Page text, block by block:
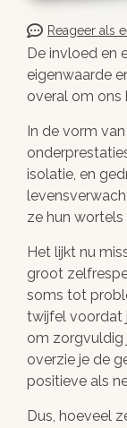
Reageer als
De invloed en
eigenwaarde
overal om ons
In de vorm
isolatie, en
ze hun
Het lijkt nu
groot
soms tot
twijfel voordat
om zorgvuldig
overzie je de
positieve als
Dus, hoeveel